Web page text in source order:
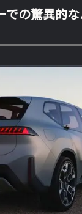
での驚異的